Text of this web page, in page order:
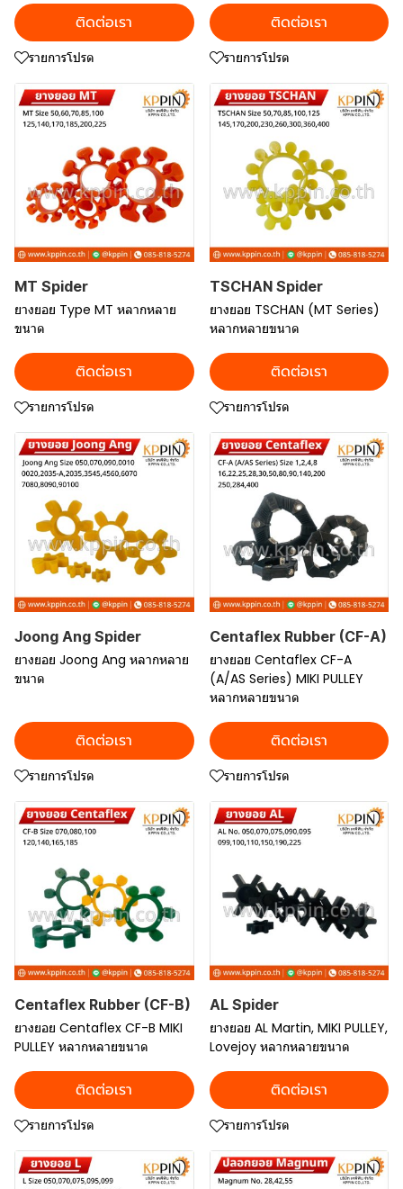
ติดต่อเรา
รายการโปรด
ติดต่อเรา
รายการโปรด
MT Spider
ยางยอย Type MT หลากหลาย
ขนาด
ติดต่อเรา
รายการโปรด
TSCHAN Spider
ยางยอย TSCHAN (MT Series)
หลากหลายขนาด
ติดต่อเรา
รายการโปรด
Joong Ang Spider
ยางยอย Joong Ang หลากหลาย
ขนาด
ติดต่อเรา
รายการโปรด
Centaflex Rubber (CF-A)
ยางยอย Centaflex CF-A
(A/AS Series) MIKI PULLEY
หลากหลายขนาด
ติดต่อเรา
รายการโปรด
Centaflex Rubber (CF-B)
ยางยอย Centaflex CF-B MIKI
PULLEY หลากหลายขนาด
ติดต่อเรา
รายการโปรด
AL Spider
ยางยอย AL Martin, MIKI PULLEY,
Lovejoy หลากหลายขนาด
ติดต่อเรา
รายการโปรด